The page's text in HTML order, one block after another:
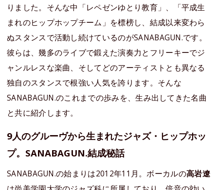
りました。そんな中「レペゼンゆとり教育」、「平成生
まれのヒップホップチーム」を標榜し、結成以来変わら
ぬスタンスで活動し続けているのがSANABAGUN.です。
彼らは、幾多のライブで鍛えた演奏力とフリーキーでジ
ャンルレスな楽曲、そしてどのアーティストとも異なる
独自のスタンスで根強い人気を誇ります。そんな
SANABAGUN.のこれまでの歩みを、生み出してきた名曲
と共に紹介します。
9人のグルーヴから生まれたジャズ・ヒップホッ
プ。SANABAGUN.結成秘話
SANABAGUN.の始まりは2012年11月。ボーカルの高岩遼